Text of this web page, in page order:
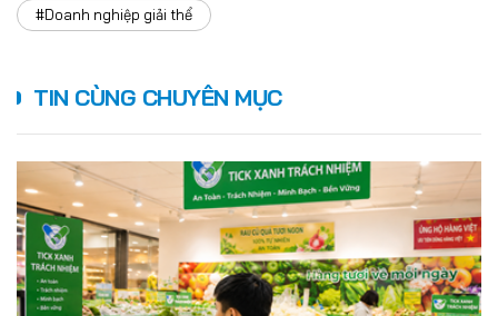
#Doanh nghiệp giải thể
TIN CÙNG CHUYÊN MỤC